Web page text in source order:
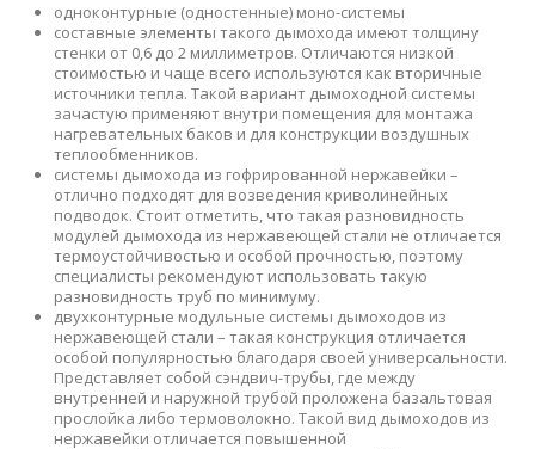
одноконтурные (одностенные) моно-системы
составные элементы такого дымохода имеют толщину
стенки от 0,6 до 2 миллиметров. Отличаются низкой
стоимостью и чаще всего используются как вторичные
источники тепла. Такой вариант дымоходной системы
зачастую применяют внутри помещения для монтажа
нагревательных баков и для конструкции воздушных
теплообменников.
системы дымохода из гофрированной нержавейки –
отлично подходят для возведения криволинейных
подводок. Стоит отметить, что такая разновидность
модулей дымохода из нержавеющей стали не отличается
термоустойчивостью и особой прочностью, поэтому
специалисты рекомендуют использовать такую
разновидность труб по минимуму.
двухконтурные модульные системы дымоходов из
нержавеющей стали – такая конструкция отличается
особой популярностью благодаря своей универсальности.
Представляет собой сэндвич-трубы, где между
внутренней и наружной трубой проложена базальтовая
прослойка либо термоволокно. Такой вид дымоходов из
нержавейки отличается повышенной